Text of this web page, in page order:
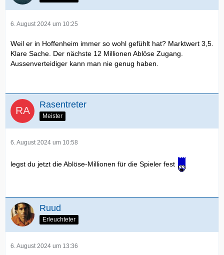
6. August 2024 um 10:25
Weil er in Hoffenheim immer so wohl gefühlt hat? Marktwert 3,5.
Klare Sache. Der nächste 12 Millionen Ablöse Zugang.
Aussenverteidiger kann man nie genug haben.
Rasentreter
Meister
6. August 2024 um 10:58
legst du jetzt die Ablöse-Millionen für die Spieler fest
Ruud
Erleuchteter
6. August 2024 um 13:36